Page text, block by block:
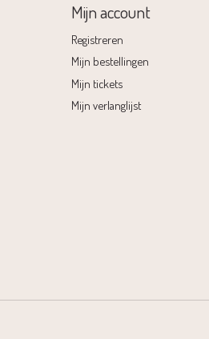
Mijn account
Registreren
Mijn bestellingen
Mijn tickets
Mijn verlanglijst